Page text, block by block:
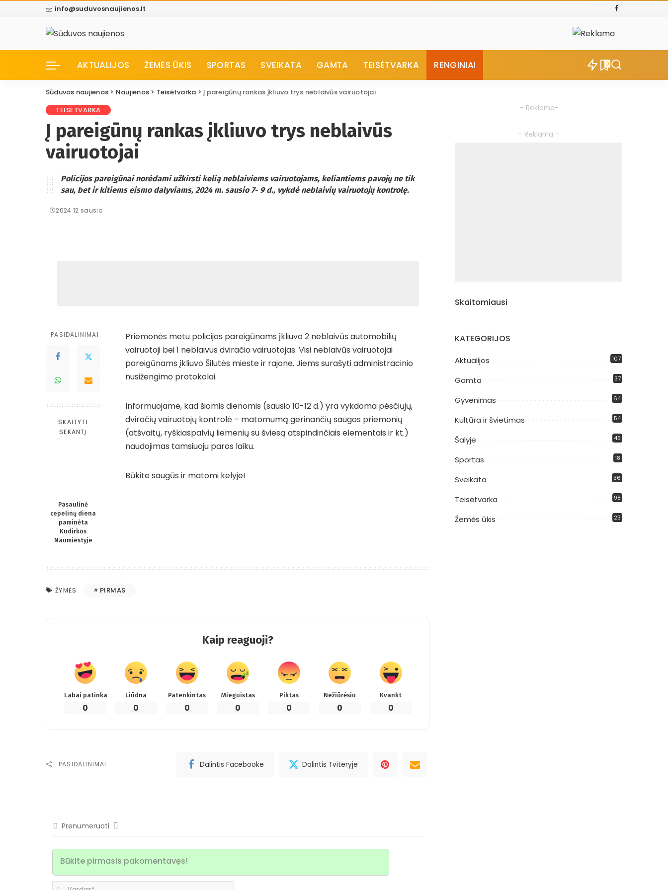
info@suduvosnaujienos.lt
AKTUALIJOS ŽEMĖS ŪKIS SPORTAS SVEIKATA GAMTA TEISĖTVARKA RENGINIAI 0
Sūduvos naujienos > Naujienos > Teisėtvarka >Į pareigūnų rankas įkliuvo trys neblaivūs vairuotojai
TEISĖTVARKA
Į pareigūnų rankas įkliuvo trys neblaivūs
vairuotojai
Policijos pareigūnai norėdami užkirsti kelią neblaiviems vairuotojams, keliantiems pavojų ne tik
sau, bet ir kitiems eismo dalyviams, 2024 m. sausio 7- 9 d., vykdė neblaivių vairuotojų kontrolę.
2024 12 sausio
PASIDALINIMAI
SKAITYTI
SEKANTĮ
Pasaulinė
cepelinų diena
paminėta
Kudirkos
Naumiestyje
Priemonės metu policijos pareigūnams įkliuvo 2 neblaivūs automobilių
vairuotoji bei 1 neblaivus dviračio vairuotojas. Visi neblaivūs vairuotojai
pareigūnams įkliuvo Šilutės mieste ir rajone. Jiems surašyti administracinio
nusižengimo protokolai.
Informuojame, kad šiomis dienomis (sausio 10-12 d.) yra vykdoma pėsčiųjų,
dviračių vairuotojų kontrolė – matomumą gerinančių saugos priemonių
(atšvaitų, ryškiaspalvių liemenių su šviesą atspindinčiais elementais ir kt.)
naudojimas tamsiuoju paros laiku.
Būkite saugūs ir matomi kelyje!
ŽYMĖS PIRMAS
Kaip reaguoji?
Labai patinka
0
Liūdna
0
Patenkintas
0
Mieguistas
0
Piktas
0
Nežiūrėsiu
0
Kvankt
0
PASIDALINIMAI Dalintis Facebooke Dalintis Tviteryje
Prenumeruoti
– Reklama-
– Reklama –
Skaitomiausi
KATEGORIJOS
Aktualijos 107
Gamta 37
Gyvenimas 64
Kultūra ir švietimas 54
Šalyje 45
Sportas 18
Sveikata 36
Teisėtvarka 98
Žemės ūkis 23